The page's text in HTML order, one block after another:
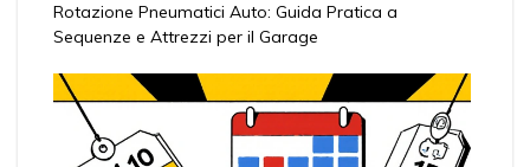
Rotazione Pneumatici Auto: Guida Pratica a
Sequenze e Attrezzi per il Garage